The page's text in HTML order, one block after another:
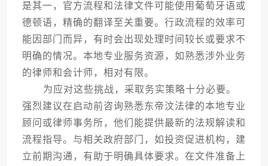
是其一，官方流程和法律文件可能使用葡萄牙语或
德顿语，精确的翻译至关重要。行政流程的效率可
能因部门而异，有时会出现处理时间较长或要求不
明确的情况。本地专业服务资源，如熟悉涉外业务
的律师和会计师，相对有限。
为应对这些挑战，采取务实策略十分必要。
强烈建议在启动前咨询熟悉东帝汶法律的本地专业
顾问或律师事务所，他们能提供最新的法规解读和
流程指导。与相关政府部门，如投资促进机构，建
立前期沟通，有助于明确具体要求。在文件准备上